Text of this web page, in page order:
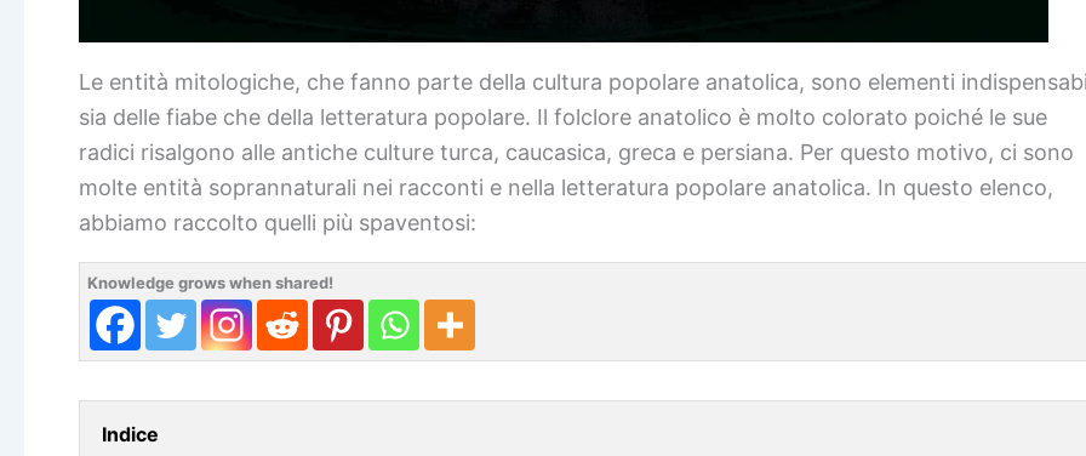
Le entità mitologiche, che fanno parte della cultura popolare anatolica, sono elementi
sia delle fiabe che della letteratura popolare. Il folclore anatolico è molto colorato poiché le sue
radici risalgono alle antiche culture turca, caucasica, greca e persiana. Per questo motivo, ci sono
molte entità soprannaturali nei racconti e nella letteratura popolare anatolica. In questo elenco,
abbiamo raccolto quelli più spaventosi:
Knowledge grows when shared!
Indice